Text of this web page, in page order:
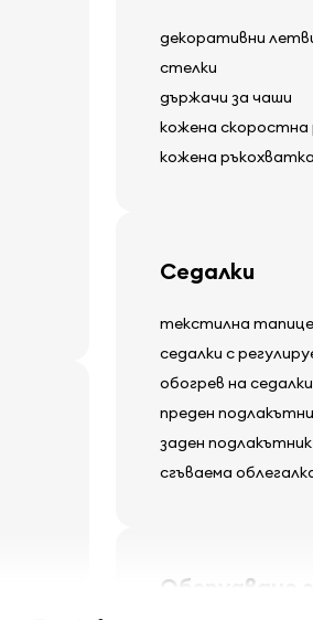
декоративни
стелки
държачи за чаши
кожена скоростна
кожена
Седалки
текстилна
седалки с
обогрев на
преден
заден подлакътник
сгъваема
Оборудване